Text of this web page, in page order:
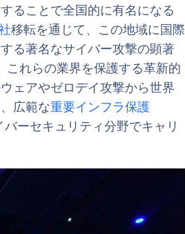
ることで全国的に有名になる
移転を通じて、この地域に国際
る著名なサイバー攻撃の顕著
これらの業界を保護する革新的
ェアやゼロデイ攻撃から世界
広範な重要インフラ保護
バーセキュリティ分野でキャリ